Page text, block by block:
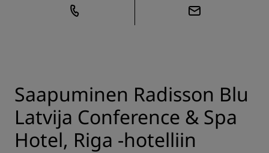
Saapuminen Radisson Blu
Latvija Conference & Spa
Hotel, Riga -hotelliin